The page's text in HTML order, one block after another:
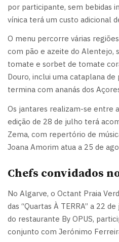
por participante, sem bebidas
vínica terá um custo adicional
O menu percorre várias
com pão e azeite do Alentejo,
tomate e sorbet de tomate
Douro, inclui uma cataplana
termina com ananás dos
Os jantares realizam-se entre
edição de 28 de julho terá
Zema, com repertório de
Joana Amorim atua a 25 de
Chefs convidados
No Algarve, o Octant Praia
das “Quartas À TERRA” a 22
do restaurante By OPUS,
conjunto com Jerónimo